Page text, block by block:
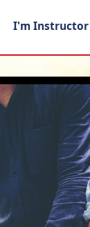
I'm Instructor